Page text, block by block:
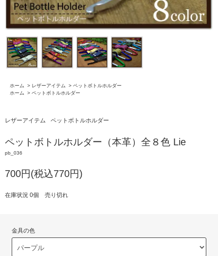
ホーム > レザーアイテム > ペットボトルホルダー
ホーム
> ペットボトルホルダー
レザーアイテム ペットボトルホルダー
ペットボトルホルダー（本革）全８色 Lie
pb_036
700円(税込770円)
在庫状況 0個 売り切れ
金具の色